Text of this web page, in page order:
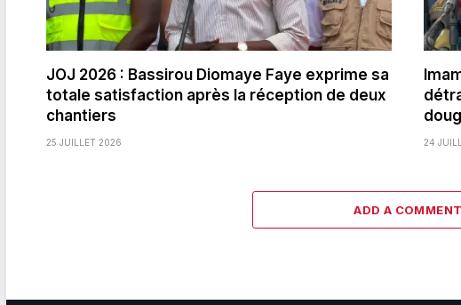
JOJ 2026 : Bassirou Diomaye Faye exprime sa
totale satisfaction après la réception de deux
chantiers
25 JUILLET 2026 24
ADD A COMMENT